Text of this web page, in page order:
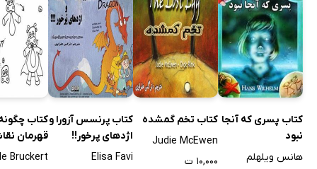
کتاب پسری که آنجا
نبود
هانس ویلهلم
کتاب تخم گمشده
Judie McEwen
۱۰,۰۰۰ ت
کتاب پرنسس آزورا و
اژدهای پرخور!!
Elisa Favi
کتاب
قهرمان
کنیم؟
Bruckert